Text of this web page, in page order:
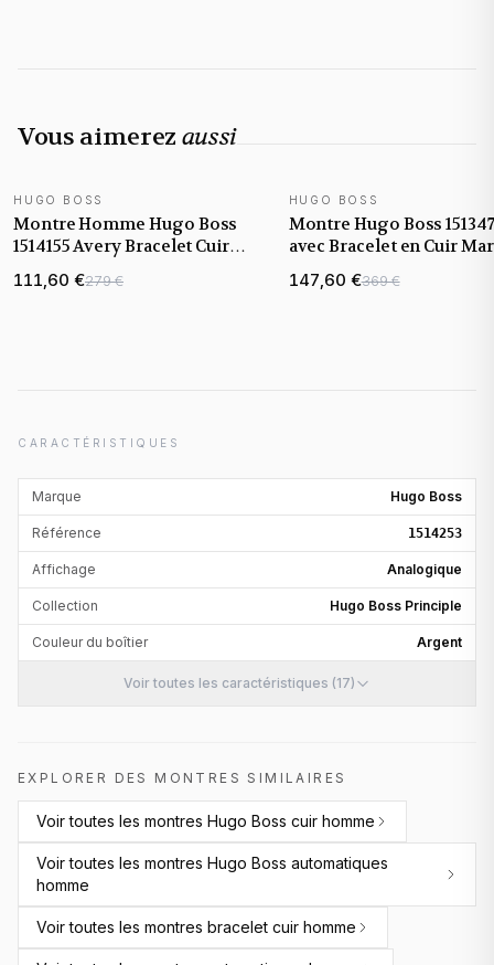
Vous aimerez aussi
HUGO BOSS
Montre Homme Hugo Boss
1514155 Avery Bracelet Cuir
Marron et Cadran Gris
Anthracite
111,60 €279 €
HUGO BOSS
Montre Hugo Boss
avec Bracelet en Cuir
et Boîtier Acier
147,60 €369 €
CARACTÉRISTIQUES
Marque Hugo Boss
Référence 1514253
Affichage Analogique
Collection Hugo Boss Principle
Couleur du boîtier Argent
Voir toutes les caractéristiques (17)
EXPLORER DES MONTRES SIMILAIRES
Voir toutes les montres Hugo Boss cuir homme
Voir toutes les montres Hugo Boss automatiques
homme
Voir toutes les montres bracelet cuir homme